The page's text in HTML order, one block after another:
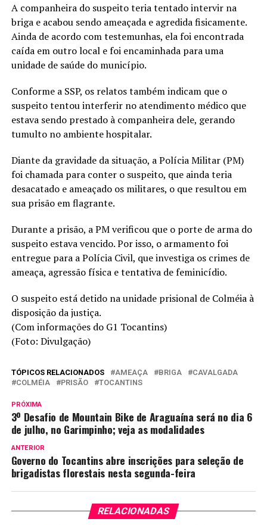
A companheira do suspeito teria tentado intervir na
briga e acabou sendo ameaçada e agredida fisicamente.
Ainda de acordo com testemunhas, ela foi encontrada
caída em outro local e foi encaminhada para uma
unidade de saúde do município.
Conforme a SSP, os relatos também indicam que o
suspeito tentou interferir no atendimento médico que
estava sendo prestado à companheira dele, gerando
tumulto no ambiente hospitalar.
Diante da gravidade da situação, a Polícia Militar (PM)
foi chamada para conter o suspeito, que ainda teria
desacatado e ameaçado os militares, o que resultou em
sua prisão em flagrante.
Durante a prisão, a PM verificou que o porte de arma do
suspeito estava vencido. Por isso, o armamento foi
entregue para a Polícia Civil, que investiga os crimes de
ameaça, agressão física e tentativa de feminicídio.
O suspeito está detido na unidade prisional de Colméia à
disposição da justiça.
(Com informações do G1 Tocantins)
(Foto: Divulgação)
TÓPICOS RELACIONADOS AMEAÇA BRIGA
CAVALGADA
COLMÉIA
PRISÃO TOCANTINS
PRÓXIMA
3º Desafio de Mountain Bike de Araguaína será no dia 6
de julho, no Garimpinho; veja as modalidades
ANTERIOR
Governo do Tocantins abre inscrições para seleção de
brigadistas florestais nesta segunda-feira
RELACIONADAS